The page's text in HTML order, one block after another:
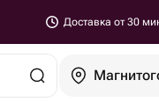
Доставка от 30